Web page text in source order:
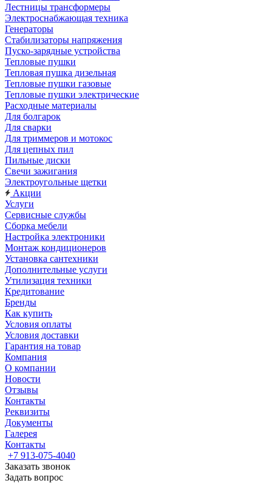
Лестницы трансформеры
Электроснабжающая техника
Генераторы
Стабилизаторы напряжения
Пуско-зарядные устройства
Тепловые пушки
Тепловая пушка дизельная
Тепловые пушки газовые
Тепловые пушки электрические
Расходные материалы
Для болгарок
Для сварки
Для триммеров и мотокос
Для цепных пил
Пильные диски
Свечи зажигания
Электроугольные щетки
Акции
Услуги
Сервисные службы
Сборка мебели
Настройка электроники
Монтаж кондиционеров
Установка сантехники
Дополнительные услуги
Утилизация техники
Кредитование
Бренды
Как купить
Условия оплаты
Условия доставки
Гарантия на товар
Компания
О компании
Новости
Отзывы
Контакты
Реквизиты
Документы
Галерея
Контакты
+7 913-075-4040
Заказать звонок
Задать вопрос